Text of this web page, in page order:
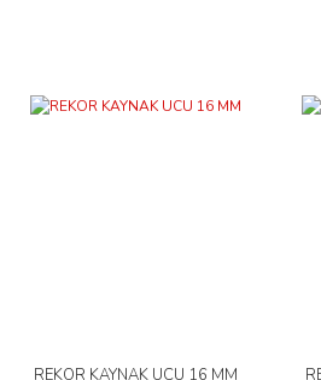
REKOR KAYNAK UCU 16 MM